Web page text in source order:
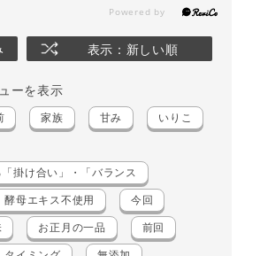
表示：新しい順
ーを表示
家族 甘み いりこ
掛け合い」・「バランス
酵母エキス不使用 今回
お正月の一品 前回